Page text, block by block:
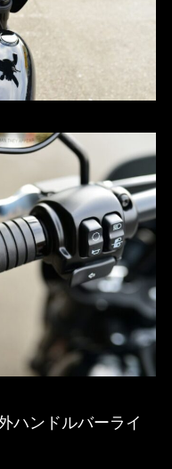
ハンドルバーライ